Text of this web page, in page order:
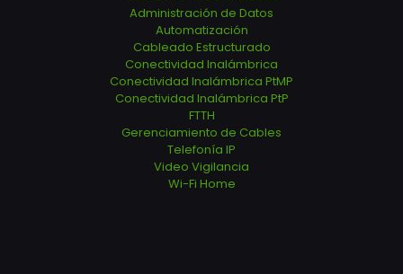
Administración de Datos
Automatización
Cableado Estructurado
Conectividad Inalámbrica
Conectividad Inalámbrica PtMP
Conectividad Inalámbrica PtP
FTTH
Gerenciamiento de Cables
Telefonía IP
Video Vigilancia
Wi-Fi Home